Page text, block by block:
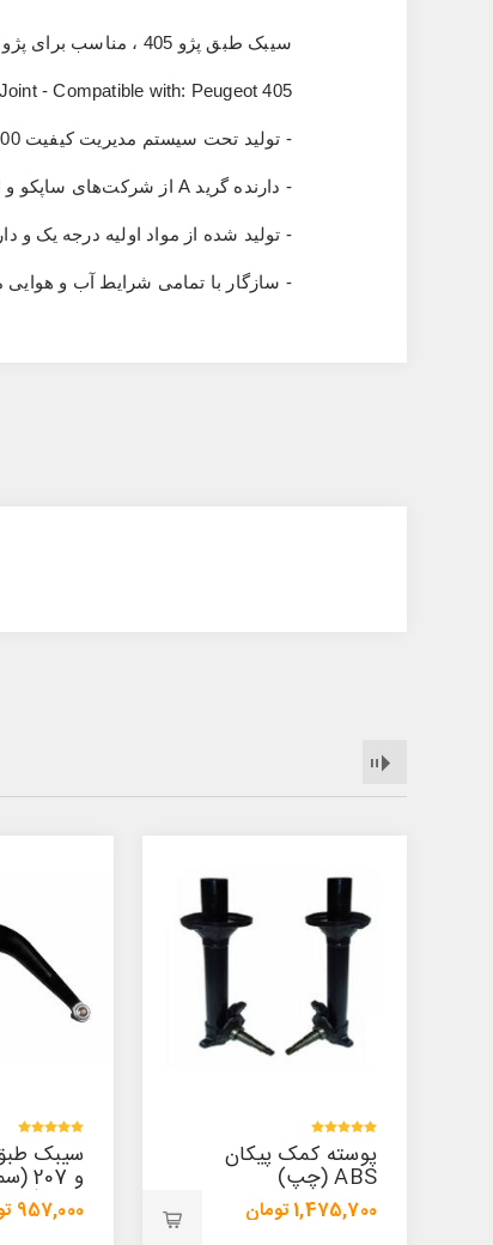
سیبک طبق پژو 405 ، مناسب برای پژو 405 ، پژو 405SLX ، پژو پارس ، پژو آردی ، سمند ، سمندLX ، دنا ، زانتیا
- Compatible with: Peugeot 405
- تولید تحت سیستم مدیریت کیفیت
- دارنده گرید A از شرکت‌های ساپکو و
- تولید شده از مواد اولیه درجه یک و
- سازگار با تمامی شرایط آب‌ و
سیبک طبق پژو 206
و 207 (سمت
راست)
957,000 تومان
(سمت
957,000 تومان